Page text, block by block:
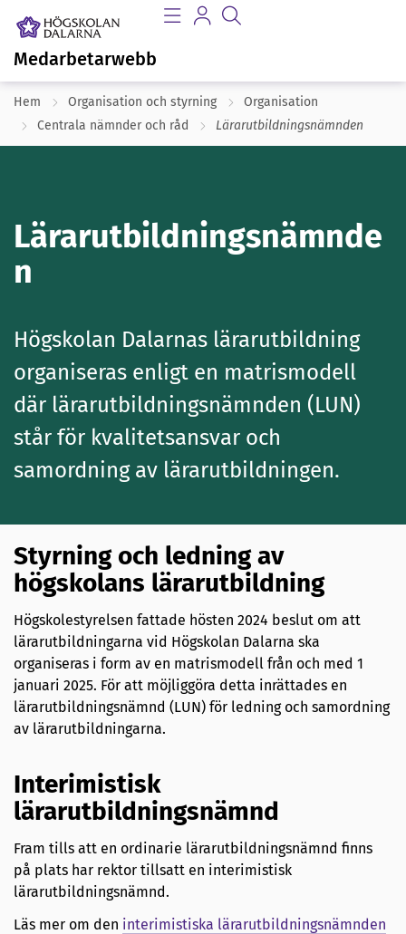
Medarbetarwebb
Hem Organisation och styrning
Organisation
Centrala nämnder och råd
Lärarutbildningsnämnden
Lärarutbildningsnämnde
n
Högskolan Dalarnas lärarutbildning
organiseras enligt en matrismodell
där lärarutbildningsnämnden (LUN)
står för kvalitetsansvar och
samordning av lärarutbildningen.
Styrning och ledning av
högskolans lärarutbildning
Högskolestyrelsen fattade hösten 2024 beslut om att
lärarutbildningarna vid Högskolan Dalarna ska
organiseras i form av en matrismodell från och med 1
januari 2025. För att möjliggöra detta inrättades en
lärarutbildningsnämnd (LUN) för ledning och samordning
av lärarutbildningarna.
Interimistisk
lärarutbildningsnämnd
Fram tills att en ordinarie lärarutbildningsnämnd finns
på plats har rektor tillsatt en interimistisk
lärarutbildningsnämnd.
Läs mer om den interimistiska lärarutbildningsnämnden